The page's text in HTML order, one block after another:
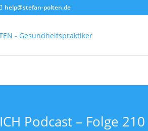
help@stefan-polten.de
ICH Podcast – Folge